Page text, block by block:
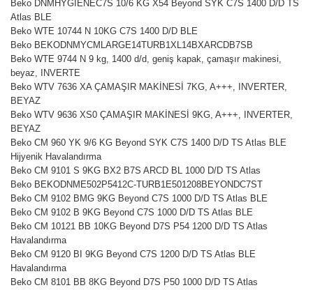
Beko DNMHYGIENEC7S 10/6 KG X54 Beyond SYK C7S 1400 D/D TS
Atlas BLE
Beko WTE 10744 N 10KG C7S 1400 D/D BLE
Beko BEKODNMYCMLARGE14TURB1XL14BXARCDB7SB
Beko WTE 9744 N 9 kg, 1400 d/d, geniş kapak, çamaşır makinesi,
beyaz, INVERTE
Beko WTV 7636 XA ÇAMAŞIR MAKİNESİ 7KG, A+++, INVERTER,
BEYAZ
Beko WTV 9636 XS0 ÇAMAŞIR MAKİNESİ 9KG, A+++, INVERTER,
BEYAZ
Beko CM 960 YK 9/6 KG Beyond SYK C7S 1400 D/D TS Atlas BLE
Hijyenik Havalandırma
Beko CM 9101 S 9KG BX2 B7S ARCD BL 1000 D/D TS Atlas
Beko BEKODNME502P5412C-TURB1E501208BEYONDC7ST
Beko CM 9102 BMG 9KG Beyond C7S 1000 D/D TS Atlas BLE
Beko CM 9102 B 9KG Beyond C7S 1000 D/D TS Atlas BLE
Beko CM 10121 BB 10KG Beyond D7S P54 1200 D/D TS Atlas
Havalandırma
Beko CM 9120 BI 9KG Beyond C7S 1200 D/D TS Atlas BLE
Havalandırma
Beko CM 8101 BB 8KG Beyond D7S P50 1000 D/D TS Atlas